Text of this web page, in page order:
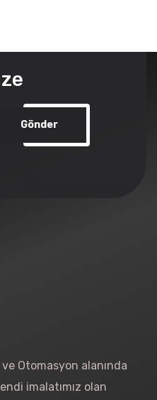
Gönder
Otomasyon alanında
imalatımız olan